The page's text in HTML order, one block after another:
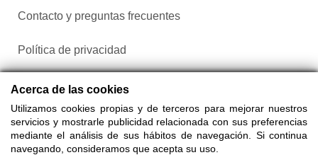
Contacto y preguntas frecuentes
Política de privacidad
Configurar cookies
Acerca de las cookies
Utilizamos cookies propias y de terceros para mejorar nuestros
servicios y mostrarle publicidad relacionada con sus preferencias
mediante el análisis de sus hábitos de navegación. Si continua
navegando, consideramos que acepta su uso.